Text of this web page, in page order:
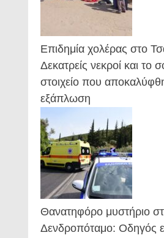
Επιδημία χολέρας στο
Δεκατρείς νεκροί και το
στοιχείο που
εξάπλωση
Θανατηφόρο μυστήριο
Δενδροπόταμο: Οδηγός